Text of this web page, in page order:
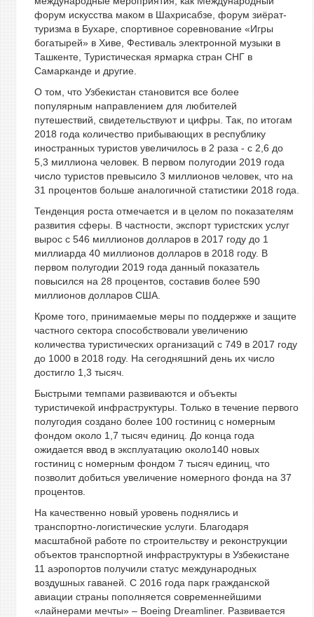
форум искусства маком в Шахрисабзе, форум зиёрат-
туризма в Бухаре, спортивное соревнование «Игры
богатырей» в Хиве, Фестиваль электронной музыки в
Ташкенте, Туристическая ярмарка стран СНГ в
Самарканде и другие.
О том, что Узбекистан становится все более
популярным направлением для любителей
путешествий, свидетельствуют и цифры. Так, по итогам
2018 года количество прибывающих в республику
иностранных туристов увеличилось в 2 раза - с 2,6 до
5,3 миллиона человек. В первом полугодии 2019 года
число туристов превысило 3 миллионов человек, что на
31 процентов больше аналогичной статистики 2018 года.
Тенденция роста отмечается и в целом по показателям
развития сферы. В частности, экспорт туристских услуг
вырос с 546 миллионов долларов в 2017 году до 1
миллиарда 40 миллионов долларов в 2018 году. В
первом полугодии 2019 года данный показатель
повысился на 28 процентов, составив более 590
миллионов долларов США.
Кроме того, принимаемые меры по поддержке и защите
частного сектора способствовали увеличению
количества туристических организаций с 749 в 2017 году
до 1000 в 2018 году. На сегодняшний день их число
достигло 1,3 тысяч.
Быстрыми темпами развиваются и объекты
туристичекой инфраструктуры. Только в течение первого
полугодия создано более 100 гостиниц с номерным
фондом около 1,7 тысяч единиц. До конца года
ожидается ввод в эксплуатацию около140 новых
гостиниц с номерным фондом 7 тысяч единиц, что
позволит добиться увеличение номерного фонда на 37
процентов.
На качественно новый уровень поднялись и
транспортно-логистические услуги. Благодаря
масштабной работе по строительству и реконструкции
объектов транспортной инфраструктуры в Узбекистане
11 аэропортов получили статус международных
воздушных гаваней. С 2016 года парк гражданской
авиации страны пополняется современнейшими
«лайнерами мечты» – Boeing Dreamliner. Развивается